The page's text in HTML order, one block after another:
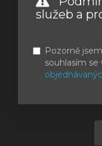
služeb a
Pozorně
souhlasím se